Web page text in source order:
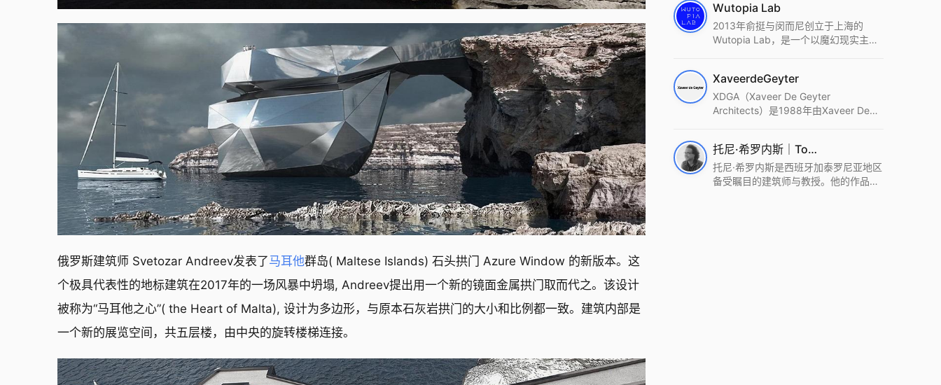
俄罗斯建筑师 Svetozar Andreev发表了马耳他群岛( Maltese Islands) 石头拱门 Azure Window 的新版本。这
个极具代表性的地标建筑在2017年的一场风暴中坍塌, Andreev提出用一个新的镜面金属拱门取而代之。该设计
被称为“马耳他之心”( the Heart of Malta), 设计为多边形，与原本石灰岩拱门的大小和比例都一致。建筑内部是
一个新的展览空间，共五层楼，由中央的旋转楼梯连接。
Wutopia Lab
2013年俞挺与闵而尼创立于上海的
Wutopia Lab，是一个以魔幻现实主
统这种新的思维范式为基础，以上海性
和生活性为介入设计的原点，以建筑为
工具，从而推动建筑学和社会学进步。
2022 DFA中获Merit,2021 Architizer
A+ Firm Awards中获Special
Mention：Best Young Firm，2020 IF
XaveerdeGeyter
XDGA（Xaveer De Geyter
Architects）是1988年由Xaveer De
进的设计方法、多元的专业团队和国际
化的作品著称，曾获密斯·凡·德罗奖、
Bigmat奖等多项重要奖项。XDGA主张
托尼·希罗内斯｜Toni Gironès
托尼·希罗内斯是西班牙加泰罗尼亚地区
备受瞩目的建筑师与教授。他的作品深